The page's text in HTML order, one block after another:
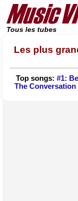
Tous les tubes
Les plus
Top songs: #1:
The Conversation